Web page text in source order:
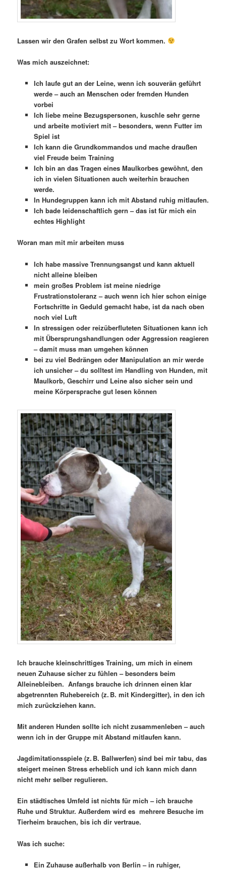
Lassen wir den Grafen selbst zu Wort kommen.
Was mich auszeichnet:
Ich laufe gut an der Leine, wenn ich souverän geführt
werde – auch an Menschen oder fremden Hunden
vorbei
Ich liebe meine Bezugspersonen, kuschle sehr gerne
und arbeite motiviert mit – besonders, wenn Futter im
Spiel ist
Ich kann die Grundkommandos und mache draußen
viel Freude beim Training
Ich bin an das Tragen eines Maulkorbes gewöhnt, den
ich in vielen Situationen auch weiterhin brauchen
werde.
In Hundegruppen kann ich mit Abstand ruhig mitlaufen.
Ich bade leidenschaftlich gern – das ist für mich ein
echtes Highlight
Woran man mit mir arbeiten muss
Ich habe massive Trennungsangst und kann aktuell
nicht alleine bleiben
mein großes Problem ist meine niedrige
Frustrationstoleranz – auch wenn ich hier schon einige
Fortschritte in Geduld gemacht habe, ist da nach oben
noch viel Luft
In stressigen oder reizüberfluteten Situationen kann ich
mit Übersprungshandlungen oder Aggression reagieren
– damit muss man umgehen können
bei zu viel Bedrängen oder Manipulation an mir werde
ich unsicher – du solltest im Handling von Hunden, mit
Maulkorb, Geschirr und Leine also sicher sein und
meine Körpersprache gut lesen können
Ich brauche kleinschrittiges Training, um mich in einem
neuen Zuhause sicher zu fühlen – besonders beim
Alleinebleiben. Anfangs brauche ich drinnen einen klar
abgetrennten Ruhebereich (z. B. mit Kindergitter), in den ich
mich zurückziehen kann.
Mit anderen Hunden sollte ich nicht zusammenleben – auch
wenn ich in der Gruppe mit Abstand mitlaufen kann.
Jagdimitationsspiele (z. B. Ballwerfen) sind bei mir tabu, das
steigert meinen Stress erheblich und ich kann mich dann
nicht mehr selber regulieren.
Ein städtisches Umfeld ist nichts für mich – ich brauche
Ruhe und Struktur. Außerdem wird es mehrere Besuche im
Tierheim brauchen, bis ich dir vertraue.
Was ich suche:
Ein Zuhause außerhalb von Berlin – in ruhiger,